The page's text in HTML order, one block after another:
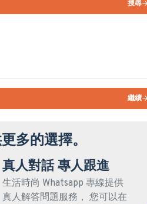
搜尋
繼續
多的選擇。
真人對話 專人跟進
生活時尚 Whatsapp 專線提供
真人解答問題服務， 您可以在